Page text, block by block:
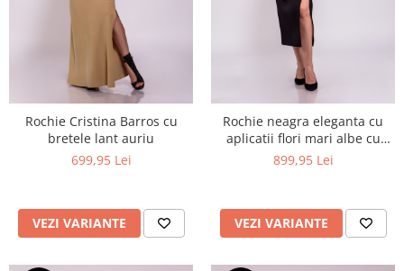
Rochie Cristina Barros cu
bretele lant auriu
699,95 Lei
VEZI VARIANTE
Rochie neagra eleganta cu
aplicatii flori mari albe cu
strasuri
899,95 Lei
VEZI VARIANTE